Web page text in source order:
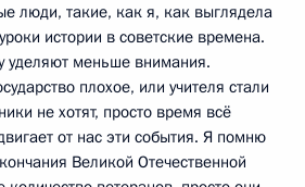
люди, такие, как я, как выглядела
истории в советские времена.
уделяют меньше внимания.
плохое, или учителя стали
не хотят, просто время всё
от нас эти события. Я помню
Великой Отечественной